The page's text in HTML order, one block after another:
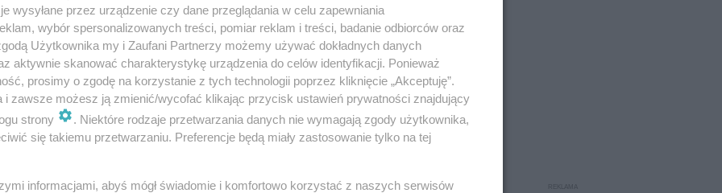
W akcji ratunkowej udział wzięły zastępy straży pożarnej, w
i quada, a takżestrażacy z JRG 2 Tarnów. Kluczową
Wodno-Nurkowego Tarnów. Działania na miejscu
Ratownictwa Medycznego.
wysyłane przez urządzenie czy dane przeglądania w celu zapewniania
wybór spersonalizowanych treści, pomiar reklam i treści, badanie odbiorców oraz
Użytkownika my i Zaufani Partnerzy możemy używać dokładnych danych
aktywnie skanować charakterystykę urządzenia do celów identyfikacji. Ponieważ
prosimy o zgodę na korzystanie z tych technologii poprzez kliknięcie „Akceptuję”.
i zawsze możesz ją zmienić/wycofać klikając przycisk ustawień prywatności znajdujący
strony
. Niektóre rodzaje przetwarzania danych nie wymagają zgody użytkownika,
się takiemu przetwarzaniu. Preferencje będą miały zastosowanie tylko na tej
informacjami, abyś mógł świadomie i komfortowo korzystać z naszych serwisów